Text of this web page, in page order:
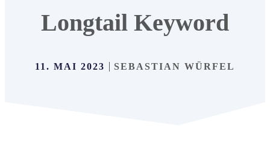
Longtail Keyword
11. MAI 2023 SEBASTIAN WÜRFEL